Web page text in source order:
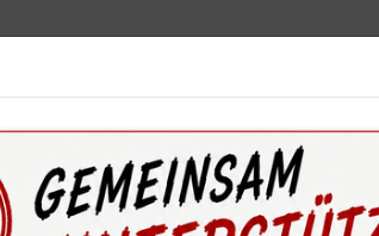
& Media Service Sponsoren